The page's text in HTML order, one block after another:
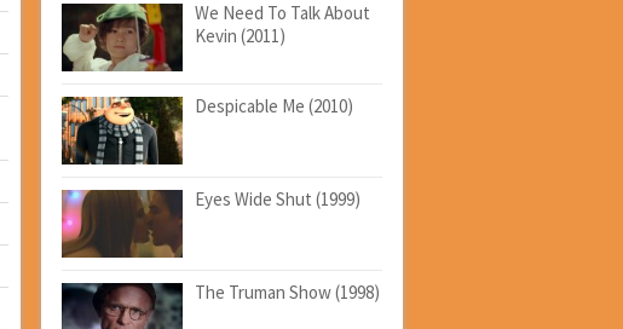
We Need To Talk About
Kevin (2011)
Despicable Me (2010)
Eyes Wide Shut (1999)
The Truman Show (1998)